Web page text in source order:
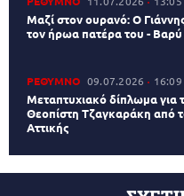
Μαζί στον ουρανό: Ο
τον ήρωα πατέρα του -
ΡΕΘΥΜΝΟ 09.07.2026 16:09
Μεταπτυχιακό δίπλωμα για
Θεοπίστη Τζαγκαράκη από
Αττικής